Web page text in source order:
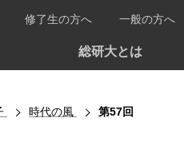
総研大とは
修了生の方へ 一般の方へ
時代の風 第57回